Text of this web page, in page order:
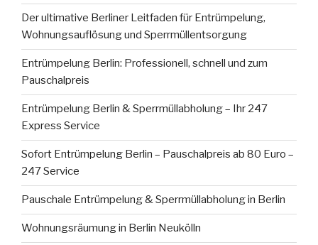
Der ultimative Berliner Leitfaden für Entrümpelung,
Wohnungsauflösung und Sperrmüllentsorgung
Entrümpelung Berlin: Professionell, schnell und zum
Pauschalpreis
Entrümpelung Berlin & Sperrmüllabholung – Ihr 247
Express Service
Sofort Entrümpelung Berlin – Pauschalpreis ab 80 Euro –
247 Service
Pauschale Entrümpelung & Sperrmüllabholung in Berlin
Wohnungsräumung in Berlin Neukölln